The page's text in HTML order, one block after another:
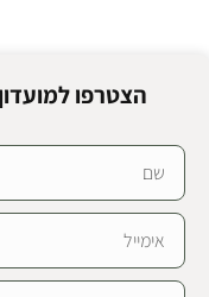
הצטרפו